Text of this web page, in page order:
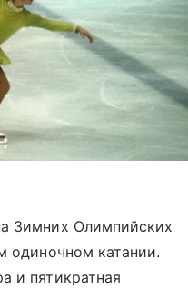
Зимних Олимпийских
одиночном катании.
и пятикратная